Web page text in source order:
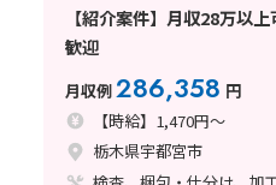
【紹介案件】月収28万以
歓迎
月収例286,358 円
【時給】1,470円～
栃木県宇都宮市